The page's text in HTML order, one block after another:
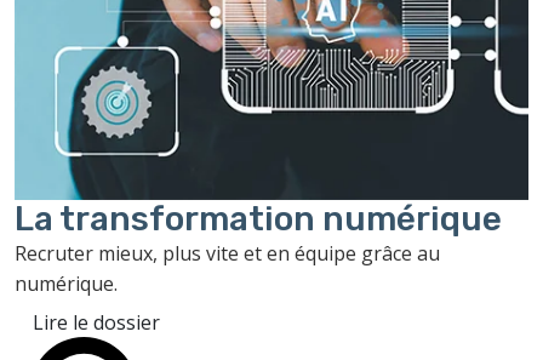
La transformation numérique
Recruter mieux, plus vite et en équipe grâce au
numérique.
Lire le dossier